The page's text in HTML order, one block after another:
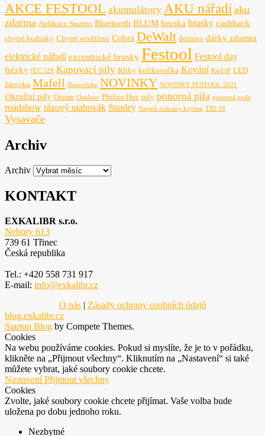
AKCE FESTOOL akumulátory AKU nářadí aku
zdarma Aplikace Suunto Bluetooth BLUM bruska brusky cashback
chytré hodinky Chytré osvětlení Cobra DeWalt domino dárky zdarma
elektrické nářadí excentrické brusky Festool Festool day
frézky IEC 529 Kapovací pily Kliky kolíkovačka Kování Kód IP LED
žárovka Mafell Naturehike NOVINKY NOVINKY FESTOOL 2021
Okružní pily Osram Outdoor Philips Hue pily ponorná pila ponorná poila
roadshow rázový utahovák Stanley Stupeň ochrany krytem TID 18
Vysavače
Archiv
Archiv
KONTAKT
EXKALIBR s.r.o.
Nebory 613
739 61 Třinec
Česká republika
Tel.: +420 558 731 917
E-mail: info@exkalibr.cz
O nás| Zásady ochrany osobních údajů
blog.exkalibr.cz
Startup Blog by Compete Themes.
Cookies
Na webu používáme cookies. Pokud si myslíte, že je to v pořádku,
klikněte na „Přijmout všechny“. Kliknutím na „Nastavení“ si také
můžete vybrat, jaké soubory cookie chcete.
NastaveníPřijmout všechny
Cookies
Zvolte, jaké soubory cookie chcete přijímat. Vaše volba bude
uložena po dobu jednoho roku.
Nezbytné